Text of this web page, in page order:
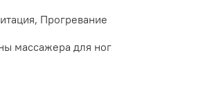
Прогревание
массажера для ног